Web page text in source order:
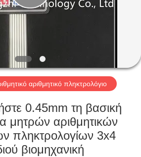
αριθμητικό πληκτρολόγιο
0.45mm τη βασική
μητρών αριθμητικών
πληκτρολογίων 3x4
βιομηχανική